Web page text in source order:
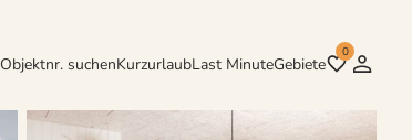
Objektnr. suchenKurzurlaubLast MinuteGebiete
0